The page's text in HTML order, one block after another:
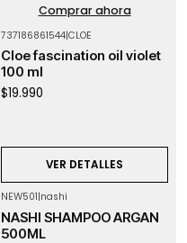
Comprar ahora
737186861544|CLOE
Cloe fascination oil violet
100 ml
$19.990
VER DETALLES
NEW501|nashi
NASHI SHAMPOO ARGAN
500ML